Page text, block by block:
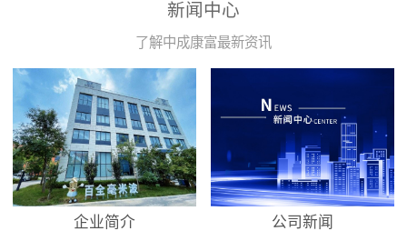
新闻中心
了解中成康富最新资讯
企业简介 公司新闻